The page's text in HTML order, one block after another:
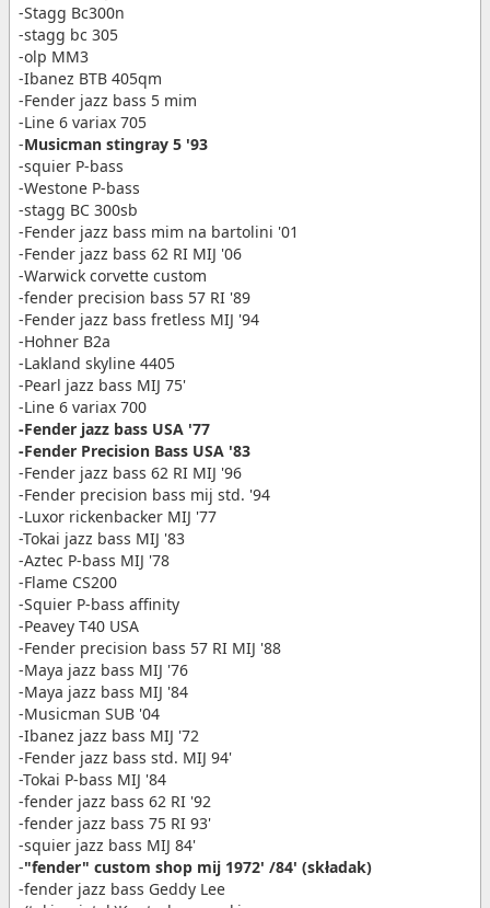
-Stagg Bc300n
-stagg bc 305
-olp MM3
-Ibanez BTB 405qm
-Fender jazz bass 5 mim
-Line 6 variax 705
-Musicman stingray 5 '93
-squier P-bass
-Westone P-bass
-stagg BC 300sb
-Fender jazz bass mim na bartolini '01
-Fender jazz bass 62 RI MIJ '06
-Warwick corvette custom
-fender precision bass 57 RI '89
-Fender jazz bass fretless MIJ '94
-Hohner B2a
-Lakland skyline 4405
-Pearl jazz bass MIJ 75'
-Line 6 variax 700
-Fender jazz bass USA '77
-Fender Precision Bass USA '83
-Fender jazz bass 62 RI MIJ '96
-Fender precision bass mij std. '94
-Luxor rickenbacker MIJ '77
-Tokai jazz bass MIJ '83
-Aztec P-bass MIJ '78
-Flame CS200
-Squier P-bass affinity
-Peavey T40 USA
-Fender precision bass 57 RI MIJ '88
-Maya jazz bass MIJ '76
-Maya jazz bass MIJ '84
-Musicman SUB '04
-Ibanez jazz bass MIJ '72
-Fender jazz bass std. MIJ 94'
-Tokai P-bass MIJ '84
-fender jazz bass 62 RI '92
-fender jazz bass 75 RI 93'
-squier jazz bass MIJ 84'
-"fender" custom shop mij 1972' /84' (składak)
-fender jazz bass Geddy Lee